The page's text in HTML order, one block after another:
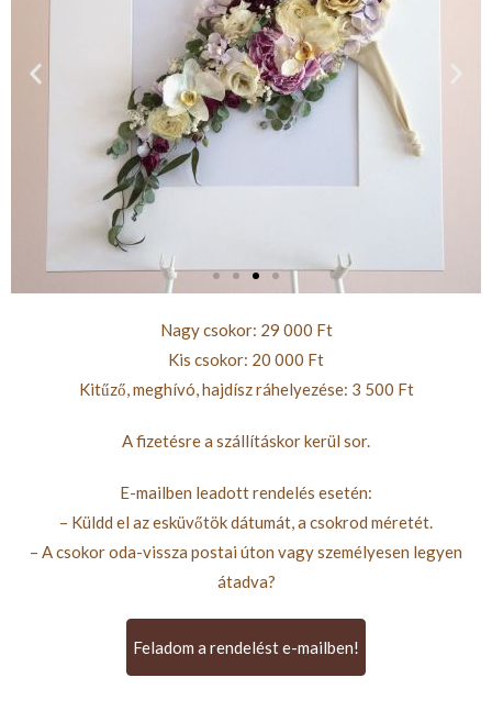
Nagy csokor: 29 000 Ft
Kis csokor: 20 000 Ft
Kitűző, meghívó, hajdísz ráhelyezése: 3 500 Ft
A fizetésre a szállításkor kerül sor.
E-mailben leadott rendelés esetén:
– Küldd el az esküvőtök dátumát, a csokrod méretét.
– A csokor oda-vissza postai úton vagy személyesen legyen
átadva?
Feladom a rendelést e-mailben!